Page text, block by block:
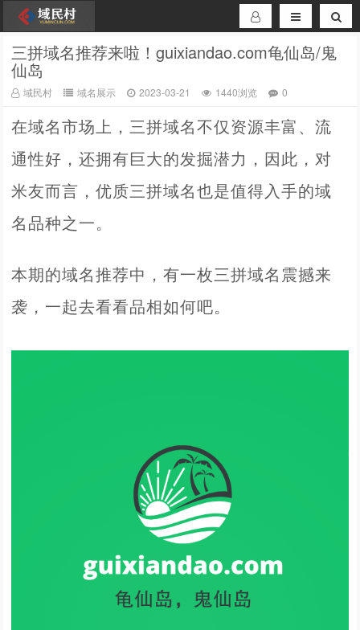
三拼域名推荐来啦！guixiandao.com龟仙岛/鬼
仙岛
域民村 域名展示 2023-03-21 1440浏览 0
在域名市场上，三拼域名不仅资源丰富、流
通性好，还拥有巨大的发掘潜力，因此，对
米友而言，优质三拼域名也是值得入手的域
名品种之一。
本期的域名推荐中，有一枚三拼域名震撼来
袭，一起去看看品相如何吧。